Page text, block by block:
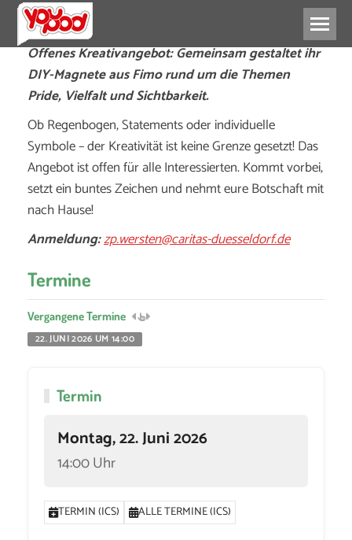
Offenes Kreativangebot: Gemeinsam gestaltet ihr
DIY-Magnete aus Fimo rund um die Themen
Pride, Vielfalt und Sichtbarkeit.
Ob Regenbogen, Statements oder individuelle
Symbole – der Kreativität ist keine Grenze gesetzt! Das
Angebot ist offen für alle Interessierten. Kommt vorbei,
setzt ein buntes Zeichen und nehmt eure Botschaft mit
nach Hause!
Anmeldung:zp.wersten@caritas-duesseldorf.de
Termine
Vergangene Termine
22. JUNI 2026 UM 14:00
Termin
Montag, 22. Juni 2026
14:00 Uhr
TERMIN (ICS) ALLE TERMINE (ICS)